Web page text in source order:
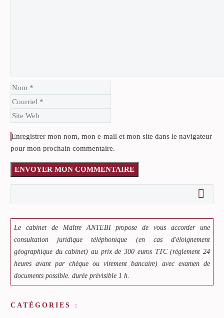
Enregistrer mon nom, mon e-mail et mon site dans le navigateur
pour mon prochain commentaire.
ENVOYER MON COMMENTAIRE
Le cabinet de Maître ANTEBI propose de vous accorder une
consultation juridique téléphonique (en cas d'éloignement
géographique du cabinet) au prix de 300 euros TTC (règlement 24
heures avant par chèque ou virement bancaire) avec examen de
documents possible. durée prévisible 1 h.
CATÉGORIES